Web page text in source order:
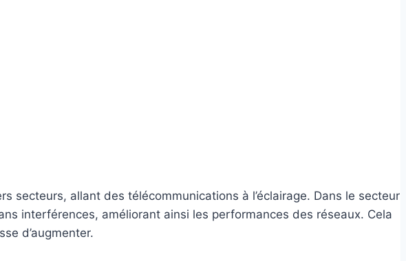
secteurs, allant des télécommunications à l’éclairage. Dans le secteur
interférences, améliorant ainsi les performances des réseaux. Cela
d’augmenter.